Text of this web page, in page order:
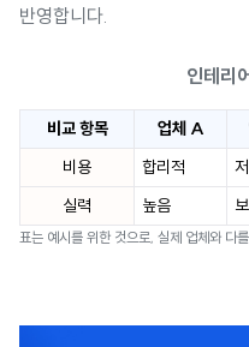
반영합니다.
인테리
비교 항목 업체 A
비용
합리적
실력
높음
표는 예시를 위한 것으로, 실제 업체와 다